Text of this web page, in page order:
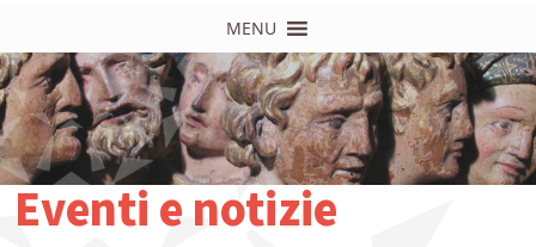
MENU
Eventi e notizie